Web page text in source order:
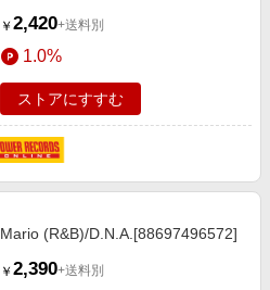
￥ 2,420+送料別
1.0%
ストアにすすむ
Mario (R&B)/D.N.A.[88697496572]
￥ 2,390+送料別